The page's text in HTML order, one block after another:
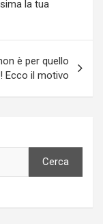
la tua
è per quello
Ecco il motivo
Cerca